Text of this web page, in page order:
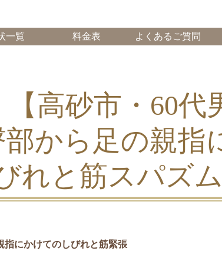
一覧 料金表 よくあるご質問
【高砂市・60代
部から足の親指
れと筋スパズ
指にかけてのしびれと筋緊張